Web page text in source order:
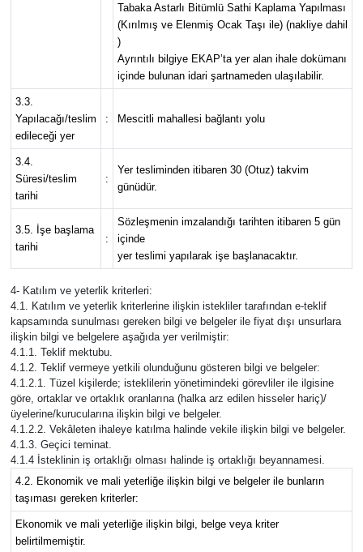
Tabaka Astarlı Bitümlü Sathi Kaplama Yapılması
(Kırılmış ve Elenmiş Ocak Taşı ile) (nakliye dahil
)
Ayrıntılı bilgiye EKAP’ta yer alan ihale dokümanı
içinde bulunan idari şartnameden ulaşılabilir.
3.3.
Yapılacağı/teslim
edileceği yer
: Mescitli mahallesi bağlantı yolu
3.4.
Süresi/teslim
tarihi
:
Yer tesliminden itibaren 30 (Otuz) takvim
günüdür.
3.5. İşe başlama
tarihi
:
Sözleşmenin imzalandığı tarihten itibaren 5 gün
içinde
yer teslimi yapılarak işe başlanacaktır.
4- Katılım ve yeterlik kriterleri:
4.1. Katılım ve yeterlik kriterlerine ilişkin istekliler tarafından e-teklif
kapsamında sunulması gereken bilgi ve belgeler ile fiyat dışı unsurlara
ilişkin bilgi ve belgelere aşağıda yer verilmiştir:
4.1.1. Teklif mektubu.
4.1.2. Teklif vermeye yetkili olunduğunu gösteren bilgi ve belgeler:
4.1.2.1. Tüzel kişilerde; isteklilerin yönetimindeki görevliler ile ilgisine
göre, ortaklar ve ortaklık oranlarına (halka arz edilen hisseler hariç)/
üyelerine/kurucularına ilişkin bilgi ve belgeler.
4.1.2.2. Vekâleten ihaleye katılma halinde vekile ilişkin bilgi ve belgeler.
4.1.3. Geçici teminat.
4.1.4 İsteklinin iş ortaklığı olması halinde iş ortaklığı beyannamesi.
4.2. Ekonomik ve mali yeterliğe ilişkin bilgi ve belgeler ile bunların
taşıması gereken kriterler:
Ekonomik ve mali yeterliğe ilişkin bilgi, belge veya kriter
belirtilmemiştir.